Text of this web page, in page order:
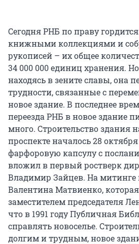
Сегодня РНБ по праву
книжными коллекциями и
рукописей – их общее
34 000 000 единиц хранения.
находясь в зените славы, она
трудности, связанные с
новое здание. В последнее
переезда РНБ в новое здание
много. Строительство здания
проспекте началось 28 октября
фарфоровую капсулу с
вложил в первый ростверк
Владимир Зайцев. На митинге
Валентина Матвиенко,
заместителем председателя
что в 1991 году Публичная
справлять новоселье.
долгим и трудным, новое